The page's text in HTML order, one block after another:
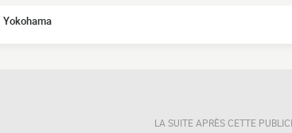
Yokohama
LA SUITE APRÈS CETTE